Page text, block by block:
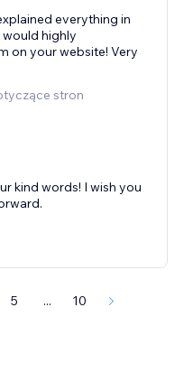
everything in
highly
on your website! Very
stron
kind words! I wish you
5 ... 10